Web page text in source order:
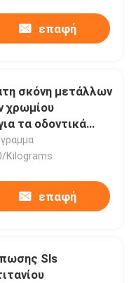
επαφή
σκόνη μετάλλων
χρωμίου
τα οδοντικά
ορθοπεδικής
Kilograms
επαφή
Sls